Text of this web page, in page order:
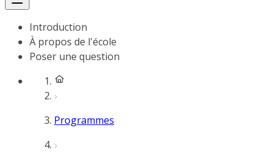
Introduction
À propos de l'école
Poser une question
Programmes